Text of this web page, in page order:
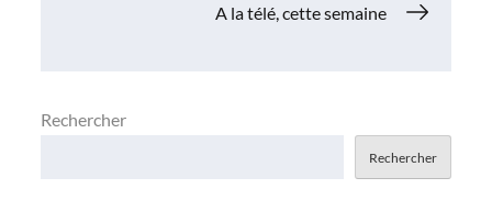
A la télé, cette semaine
Rechercher
Rechercher